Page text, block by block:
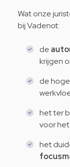
Wat onze
bij Vadenot:
de
krijgen
de
het ter
voor
het